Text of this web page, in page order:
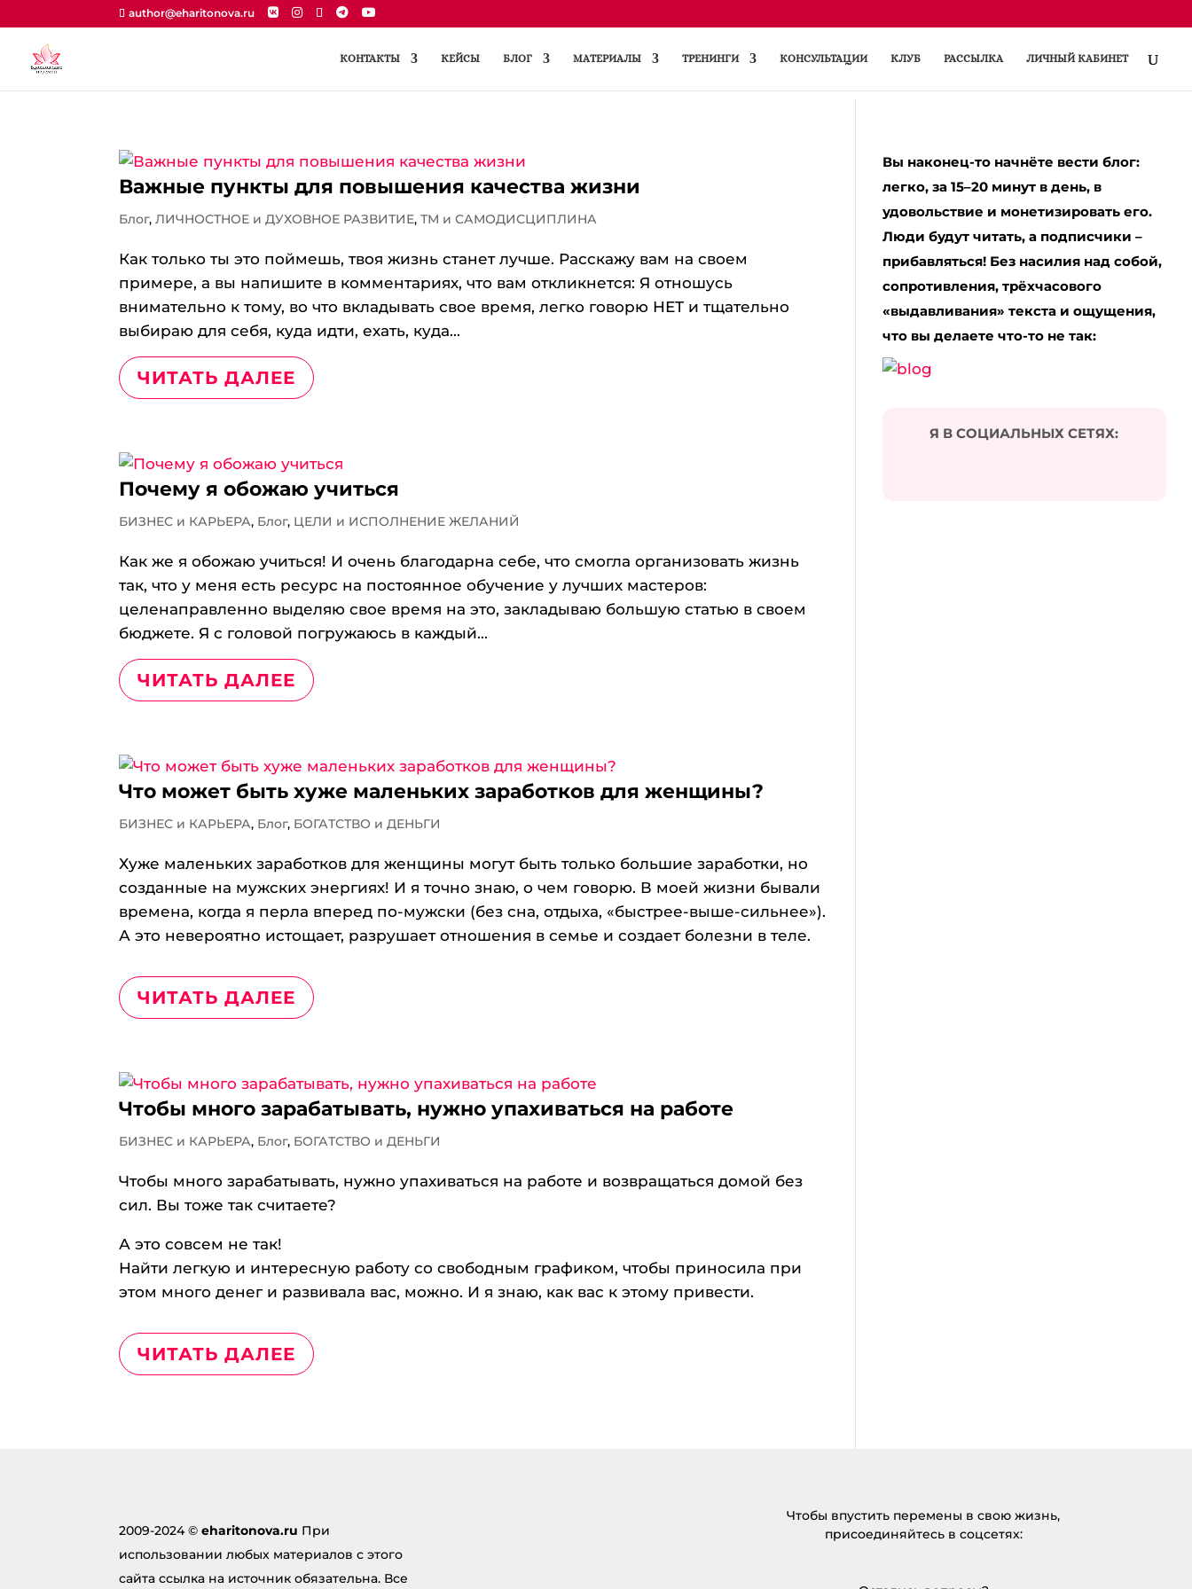
author@eharitonova.ru
КОНТАКТЫ КЕЙСЫ БЛОГ МАТЕРИАЛЫ ТРЕНИНГИ КОНСУЛЬТАЦИИ КЛУБ РАССЫЛКА ЛИЧНЫЙ КАБИНЕТ
Важные пункты для повышения качества жизни
Блог,ЛИЧНОСТНОЕ и ДУХОВНОЕ РАЗВИТИЕ,ТМ и САМОДИСЦИПЛИНА
Как только ты это поймешь, твоя жизнь станет лучше. Расскажу вам на своем
примере, а вы напишите в комментариях, что вам откликнется: Я отношусь
внимательно к тому, во что вкладывать свое время, легко говорю НЕТ и тщательно
выбираю для себя, куда идти, ехать, куда...
ЧИТАТЬ ДАЛЕЕ
Почему я обожаю учиться
БИЗНЕС и КАРЬЕРА, Блог, ЦЕЛИ и ИСПОЛНЕНИЕ ЖЕЛАНИЙ
Как же я обожаю учиться! И очень благодарна себе, что смогла организовать жизнь
так, что у меня есть ресурс на постоянное обучение у лучших мастеров:
целенаправленно выделяю свое время на это, закладываю большую статью в своем
бюджете. Я с головой погружаюсь в каждый...
ЧИТАТЬ ДАЛЕЕ
Что может быть хуже маленьких заработков для женщины?
БИЗНЕС и КАРЬЕРА, Блог, БОГАТСТВО и ДЕНЬГИ
Хуже маленьких заработков для женщины могут быть только большие заработки, но
созданные на мужских энергиях! И я точно знаю, о чем говорю. В моей жизни бывали
времена, когда я перла вперед по-мужски (без сна, отдыха, «быстрее-выше-сильнее»).
А это невероятно истощает, разрушает отношения в семье и создает болезни в теле.
ЧИТАТЬ ДАЛЕЕ
Чтобы много зарабатывать, нужно упахиваться на работе
БИЗНЕС и КАРЬЕРА, Блог, БОГАТСТВО и ДЕНЬГИ
Чтобы много зарабатывать, нужно упахиваться на работе и возвращаться домой без
сил. Вы тоже так считаете?
А это совсем не так!
Найти легкую и интересную работу со свободным графиком, чтобы приносила при
этом много денег и развивала вас, можно. И я знаю, как вас к этому привести.
ЧИТАТЬ ДАЛЕЕ
Вы наконец-то начнёте вести блог:
легко, за 15–20 минут в день, в
удовольствие и монетизировать его.
Люди будут читать, а подписчики –
прибавляться! Без насилия над собой,
сопротивления, трёхчасового
«выдавливания» текста и ощущения,
что вы делаете что-то не так:
Я В СОЦИАЛЬНЫХ СЕТЯХ:
2009-2024 ©eharitonova.ru При
использовании любых материалов с этого
сайта ссылка на источник обязательна. Все
Чтобы впустить перемены в свою жизнь,
присоединяйтесь в соцсетях: